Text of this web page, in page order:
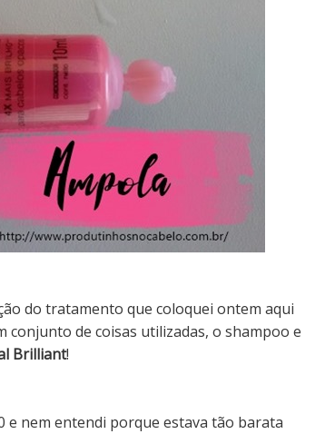
do tratamento que coloquei ontem aqui
de coisas utilizadas, o shampoo e
Brilliant!
e nem entendi porque estava tão barata